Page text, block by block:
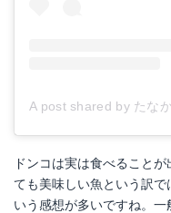
ドンコは実は食べること
ても美味しい魚という訳
いう感想が多いですね。